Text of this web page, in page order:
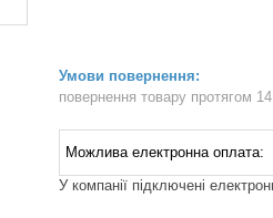
повернення товару протягом 14
У компанії підключені